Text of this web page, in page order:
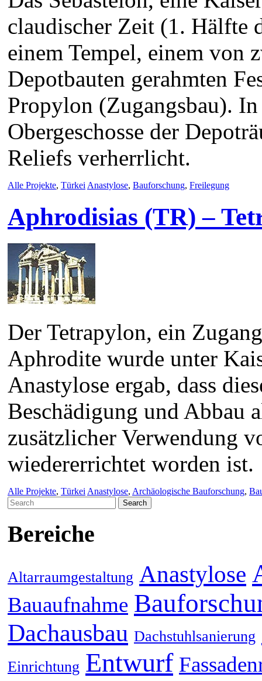
claudischer Zeit (1. Hälfte
einem Tempel, einem von
Depotbauten gerahmten
Propylon (Zugangsbau).
Obergeschosse der
Reliefs verherrlicht.
Alle Projekte, Türkei Anastylose, Bauforschung, Freilegung
Aphrodisias (TR) –
Der Tetrapylon, ein
Aphrodite wurde unter
Anastylose ergab, dass
Beschädigung und Abbau
zusätzlicher Verwendung
wiedererrichtet worden ist.
Alle Projekte, TürkeiAnastylose, Archäologische Bauforschung,
Search
for:
Bereiche
Altarraumgestaltung Anastylose
Bauaufnahme
Dachausbau Dachstuhlsanierung
Einrichtung Entwurf